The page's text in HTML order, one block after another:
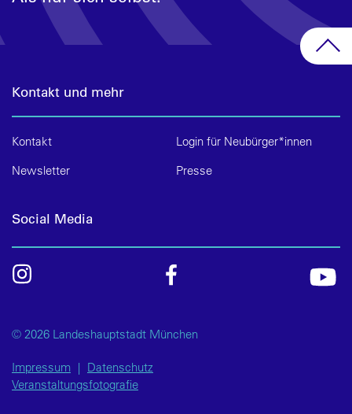
Kontakt und mehr
Kontakt
Login für Neubürger*innen
Newsletter
Presse
Social Media
© 2026 Landeshauptstadt München
Impressum | Datenschutz
Veranstaltungsfotografie